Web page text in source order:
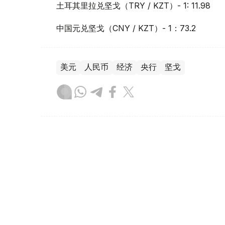
土耳其里拉兑坚戈（TRY / KZT）- 1: 11.98
中国元兑坚戈（CNY / KZT）- 1：73.2
美元 人民币 经济 央行 坚戈